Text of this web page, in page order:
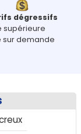
dégressifs
supérieure
sur demande